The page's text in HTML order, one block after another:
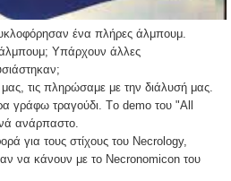
ένα πλήρες άλμπουμ.
άλμπουμ; Υπάρχουν άλλες
μας, τις πληρώσαμε με την διάλυσή μας.
γράφω τραγούδι. Tο demo του "All
ανάρπαστο.
για τους στίχους του Necrology,
να κάνουν με το Necronomicon του